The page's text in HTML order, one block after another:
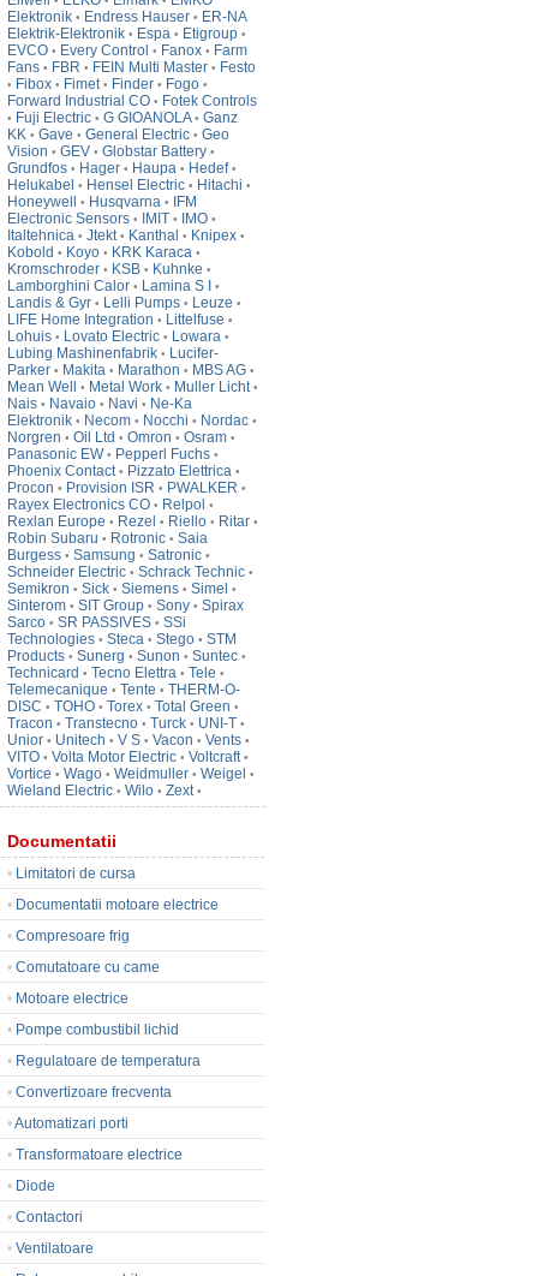
Elektronik • Endress Hauser • ER-NA
Elektrik-Elektronik • Espa • Etigroup •
EVCO • Every Control • Fanox • Farm
Fans • FBR • FEIN Multi Master • Festo
• Fibox • Fimet • Finder • Fogo •
Forward Industrial CO • Fotek Controls
• Fuji Electric • G GIOANOLA • Ganz
KK • Gave • General Electric • Geo
Vision • GEV • Globstar Battery •
Grundfos • Hager • Haupa • Hedef •
Helukabel • Hensel Electric • Hitachi •
Honeywell • Husqvarna •
IFM
Electronic Sensors • IMIT • IMO •
Italtehnica • Jtekt • Kanthal • Knipex •
Kobold • Koyo • KRK Karaca •
Kromschroder • KSB • Kuhnke •
Lamborghini Calor • Lamina S I •
Landis & Gyr • Lelli Pumps • Leuze •
LIFE Home Integration • Littelfuse •
Lohuis • Lovato Electric • Lowara •
Lubing Mashinenfabrik • Lucifer-
Parker • Makita • Marathon • MBS AG •
Mean Well • Metal Work • Muller Licht •
Nais • Navaio • Navi • Ne-Ka
Elektronik • Necom • Nocchi • Nordac •
Norgren • Oil Ltd • Omron • Osram •
Panasonic EW • Pepperl Fuchs •
Phoenix Contact • Pizzato Elettrica •
Procon • Provision ISR • PWALKER •
Rayex Electronics CO • Relpol •
Rexlan Europe • Rezel • Riello • Ritar •
Robin Subaru • Rotronic • Saia
Burgess • Samsung • Satronic •
Schneider Electric • Schrack Technic •
Semikron • Sick • Siemens • Simel •
Sinterom • SIT Group • Sony • Spirax
Sarco • SR PASSIVES • SSi
Technologies • Steca • Stego • STM
Products • Sunerg • Sunon • Suntec •
Technicard • Tecno Elettra • Tele •
Telemecanique • Tente • THERM-O-
DISC • TOHO • Torex • Total Green •
Tracon • Transtecno • Turck • UNI-T •
Unior • Unitech • V S • Vacon • Vents •
VITO • Volta Motor Electric • Voltcraft •
Vortice • Wago • Weidmuller • Weigel •
Wieland Electric • Wilo • Zext •
Documentatii
• Limitatori de cursa
• Documentatii motoare electrice
• Compresoare frig
• Comutatoare cu came
• Motoare electrice
• Pompe combustibil lichid
• Regulatoare de temperatura
• Convertizoare frecventa
•Automatizari porti
• Transformatoare electrice
• Diode
• Contactori
• Ventilatoare